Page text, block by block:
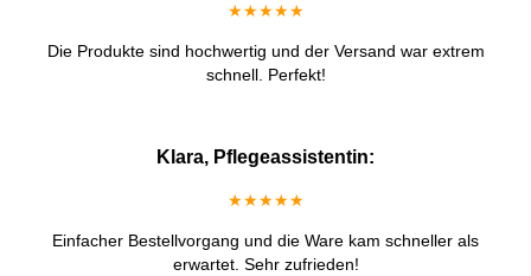
★★★★★
Die Produkte sind hochwertig und der Versand war extrem
schnell. Perfekt!
Klara, Pflegeassistentin:
★★★★★
Einfacher Bestellvorgang und die Ware kam schneller als
erwartet. Sehr zufrieden!